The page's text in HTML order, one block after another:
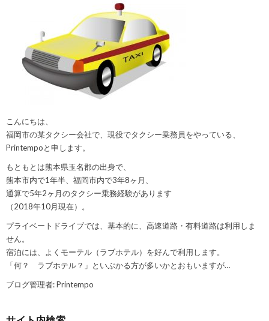
こんにちは、
福岡市の某タクシー会社で、現役でタクシー乗務員をやっている、
Printempoと申します。
もともとは熊本県玉名郡の出身で、
熊本市内で1年半、福岡市内で3年8ヶ月、
通算で5年2ヶ月のタクシー乗務経験があります
（2018年10月現在）。
プライベートドライブでは、基本的に、高速道路・有料道路は利用しま
せん。
宿泊には、よくモーテル（ラブホテル）を好んで利用します。
「何？ ラブホテル？」といぶかる方が多いかとおもいますが…
ブログ管理者: Printempo